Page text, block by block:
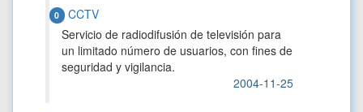
0 CCTV
Servicio de radiodifusión de televisión para
un limitado número de usuarios, con fines de
seguridad y vigilancia.
2004-11-25